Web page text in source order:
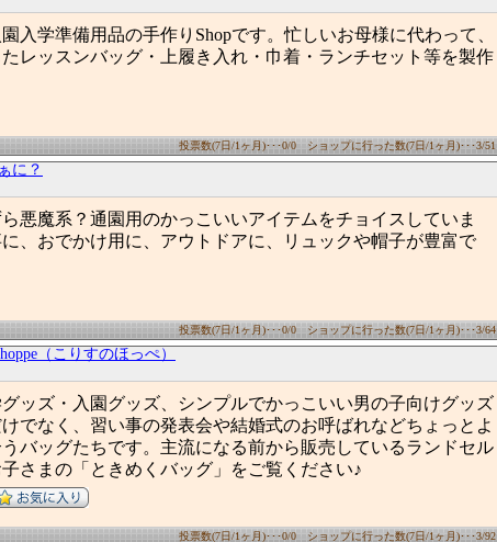
入学準備用品の手作りShopです。忙しいお母様に代わって、
レッスンバッグ・上履き入れ・巾着・ランチセット等を製作
投票数(7日/1ヶ月)･･･0/0 ショップに行った数(7日/1ヶ月)･･･3/51
に？
悪魔系？通園用のかっこいいアイテムをチョイスしていま
、おでかけ用に、アウトドアに、リュックや帽子が豊富で
投票数(7日/1ヶ月)･･･0/0 ショップに行った数(7日/1ヶ月)･･･3/64
（こりすのほっぺ）
ッズ・入園グッズ、シンプルでかっこいい男の子向けグッズ
でなく、習い事の発表会や結婚式のお呼ばれなどちょっとよ
バッグたちです。主流になる前から販売しているランドセル
さまの「ときめくバッグ」をご覧ください♪
投票数(7日/1ヶ月)･･･0/0 ショップに行った数(7日/1ヶ月)･･･3/92